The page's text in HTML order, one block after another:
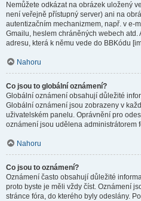
Nemůžete odkázat na obrázek uložený
není veřejně přístupný server) ani na
autentizačním mechanizmem, např. v e-
Gmailu, heslem chráněných webech atd.
adresu, která k němu vede do BBKódu
Nahoru
Co jsou to globální oznámení?
Globální oznámení obsahují důležité
Globální oznámení jsou zobrazeny v
uživatelském panelu. Oprávnění pro
oznámení jsou udělena administrátorem
Nahoru
Co jsou to oznámení?
Oznámení často obsahují důležité
proto byste je měli vždy číst. Oznámení
stránce fóra, do kterého byly odeslány.